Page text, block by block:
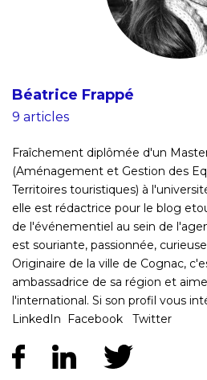
Béatrice Frappé
9 articles
Fraîchement diplômée d'un
(Aménagement et Gestion des
Territoires touristiques) à
elle est rédactrice pour le blog
de l'événementiel au sein de
est souriante, passionnée,
Originaire de la ville de Cognac,
ambassadrice de sa région et
l'international. Si son profil vous
LinkedIn Facebook Twitter